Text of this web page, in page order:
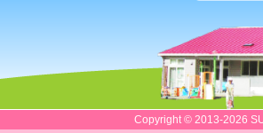
Copyright © 2013-2026